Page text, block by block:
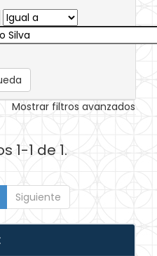
Mostrar filtros avanzados
1-1 de 1.
Siguiente